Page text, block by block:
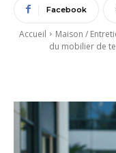
Facebook
Accueil Maison /
du mobilier de